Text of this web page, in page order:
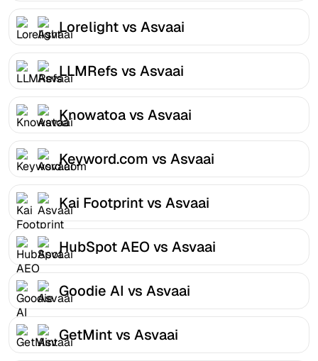
Lorelight vs Asvaai
LLMRefs vs Asvaai
Knowatoa vs Asvaai
Keyword.com vs Asvaai
Kai Footprint vs Asvaai
HubSpot AEO vs Asvaai
Goodie AI vs Asvaai
GetMint vs Asvaai